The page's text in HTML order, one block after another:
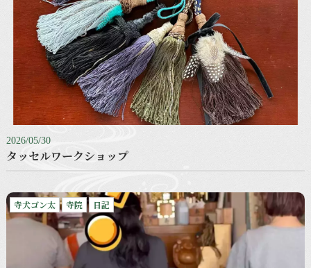
2026/05/30
タッセルワークショップ
寺犬ゴン太 寺院 日記